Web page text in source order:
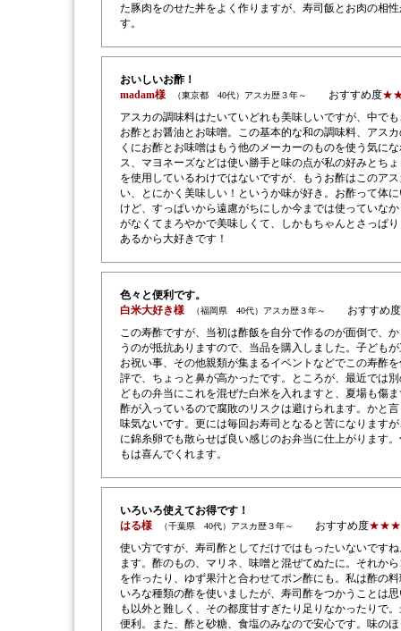
た豚肉をのせた丼をよく作りますが、寿司飯とお肉の相
す。
おいしいお酢！
madam様
（東京都 40代）アスカ歴３年～ おすすめ度
アスカの調味料はたいていどれも美味しいですが、中で
お酢とお醤油とお味噌。この基本的な和の調味料、アス
くにお酢とお味噌はもう他のメーカーのものを使う気に
ス、マヨネーズなどは使い勝手と味の点が私の好みとち
を使用しているわけではないですが、もうお酢はこのア
い、とにかく美味しい！というか味が好き。お酢って体
けど、すっぱいから遠慮がちにしか今までは使っていな
がなくてまろやかで美味しくて、しかもちゃんとさっぱ
あるから大好きです！
色々と便利です。
白米大好き様
（福岡県 40代）アスカ歴３年～ おすすめ度
この寿酢ですが、当初は酢飯を自分で作るのが面倒で、
うのが抵抗ありますので、当品を購入しました。子ども
お祝い事、その他親類が集まるイベントなどでこの寿酢
評で、ちょっと鼻が高かったです。ところが、最近では
どもの弁当にこれを混ぜた白米を入れますと、夏場も傷
酢が入っているので腐敗のリスクは避けられます。かと
味気ないです。更には毎回お寿司となると苦になります
に錦糸卵でも散らせば良い感じのお弁当に仕上がります
もは喜んでくれます。
いろいろ使えてお得です！
はる様
（千葉県 40代）アスカ歴３年～ おすすめ度
使い方ですが、寿司酢としてだけではもったいないです
ます。酢のもの、マリネ、味噌と混ぜてぬたに。それか
を作ったり、ゆず果汁と合わせてポン酢にも。私は酢の
いろな種類の酢を使いましたが、寿司酢をつかうことは
も以外と難しく、その都度甘すぎたり足りなかったりで
便利。また、酢と砂糖、食塩のみなので安心です。味の